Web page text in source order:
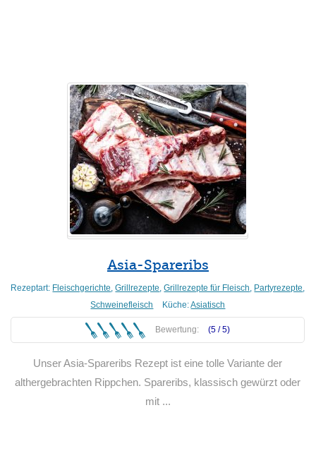
Asia-Spareribs
Rezeptart: Fleischgerichte ,Grillrezepte ,Grillrezepte für Fleisch Partyrezepte
Schweinefleisch
Küche:Asiatisch
Bewertung: (5 /5)
Unser Asia-Spareribs Rezept ist eine tolle Variante der
althergebrachten Rippchen. Spareribs, klassisch gewürzt oder
mit ...